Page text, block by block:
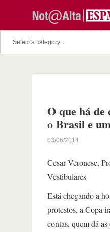
O que há
o Brasil e
03/06/2014
Cesar Veronese,
Vestibulares
Está chegando a
protestos, a Copa
contas, quem dá